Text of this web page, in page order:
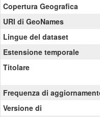
Copertura Geografica
URI di GeoNames
Lingue del dataset
Estensione temporale
Titolare
Frequenza di
Versione di